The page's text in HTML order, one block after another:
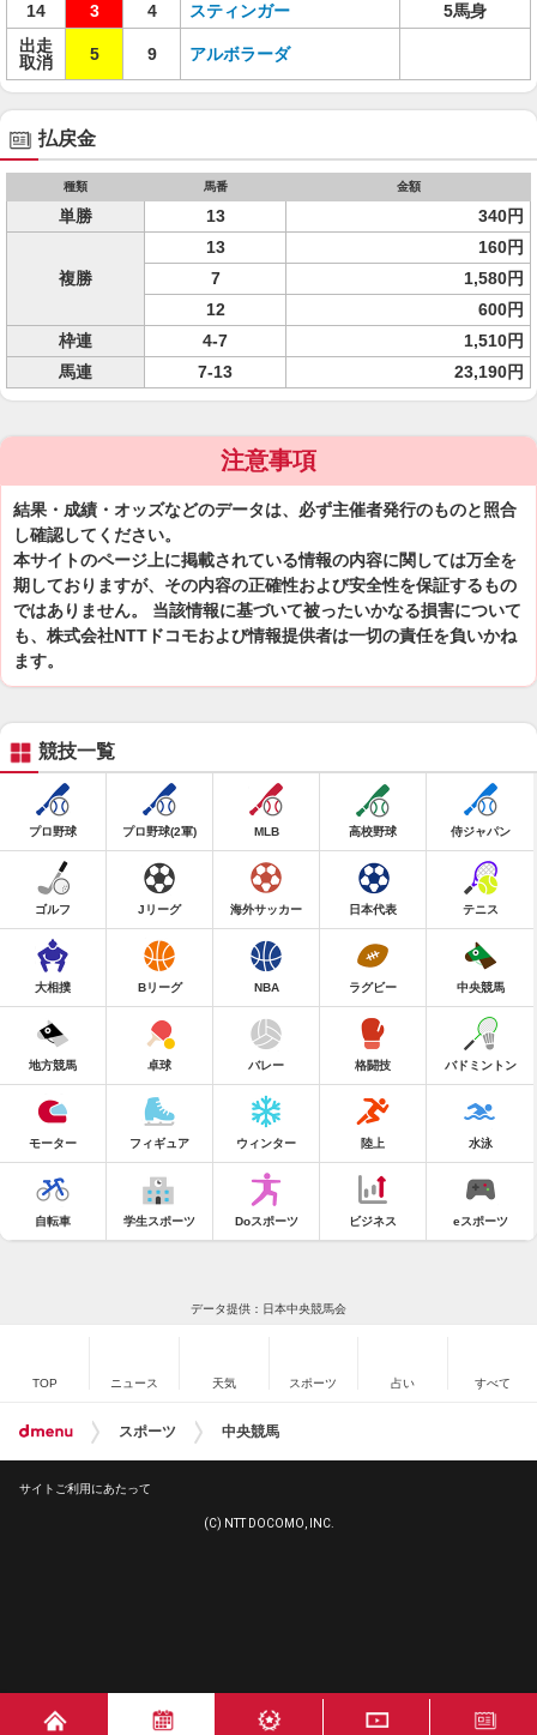
14
3 4 スティンガー
5馬身
出走
取消
5 9 アルボラーダ
払戻金
種類 馬番 金額
単勝 13 340円
複勝
13
160円
7
1,580円
12
600円
枠連
4-7
1,510円
馬連
7-13 23,190円
注意事項
結果・成績・オッズなどのデータは、必ず主催者発行のものと照合
し確認してください。
本サイトのページ上に掲載されている情報の内容に関しては万全を
期しておりますが、その内容の正確性および安全性を保証するもの
ではありません。 当該情報に基づいて被ったいかなる損害について
も、株式会社NTTドコモおよび情報提供者は一切の責任を負いかね
ます。
競技一覧
プロ野球 プロ野球(2軍) MLB 高校野球 侍ジャパン
ゴルフ Jリーグ 海外サッカー 日本代表 テニス
大相撲 Bリーグ NBA ラグビー 中央競馬
地方競馬 卓球 バレー 格闘技 バドミントン
モーター フィギュア ウィンター 陸上 水泳
自転車 学生スポーツ Doスポーツ ビジネス eスポーツ
データ提供：日本中央競馬会
TOP ニュース 天気 スポーツ 占い すべて
スポーツ 中央競馬
サイトご利用にあたって
(C) NTT DOCOMO, INC.